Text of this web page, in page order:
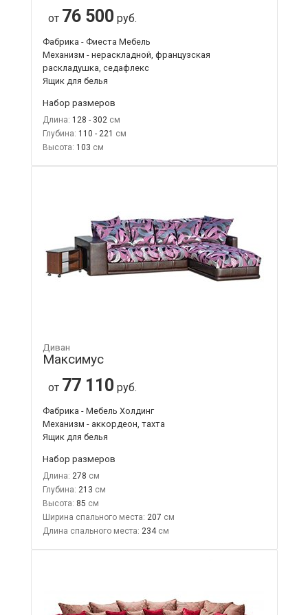
от 76 500 руб.
Фабрика - Фиеста Мебель
Механизм - нераскладной, французская
раскладушка, седафлекс
Ящик для белья
Набор размеров
Длина: 128 - 302
Глубина: 110 - 221
Высота: 103
Диван
Максимус
от 77 110 руб.
Фабрика - Мебель Холдинг
Механизм - аккордеон, тахта
Ящик для белья
Набор размеров
Длина: 278
Глубина: 213
Высота: 85
Ширина спального места: 207
Длина спального места: 234